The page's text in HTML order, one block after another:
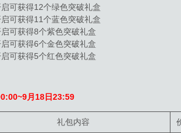
可获得12个绿色突破礼盒
可获得11个蓝色突破礼盒
可获得8个紫色突破礼盒
可获得6个金色突破礼盒
可获得5个红色突破礼盒
月18日23:59
礼包内容